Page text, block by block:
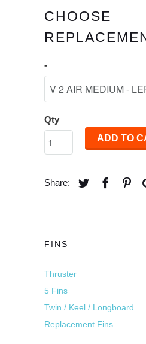
CHOOSE
-
Qty
ADD TO
Share:
FINS
Thruster
5 Fins
Twin / Keel / Longboard
Replacement Fins